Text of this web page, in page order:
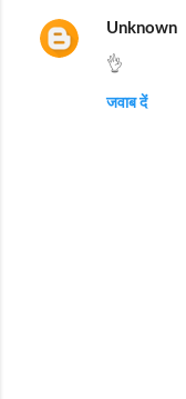
टि
Unknown
👌
जवाब दें